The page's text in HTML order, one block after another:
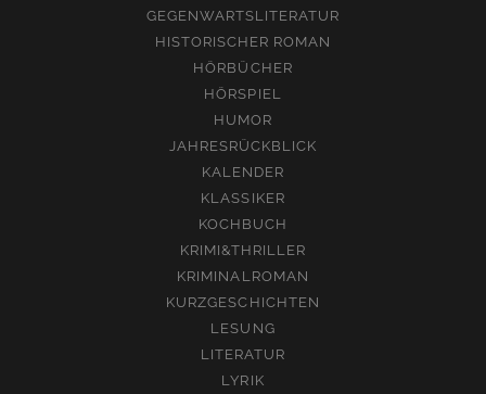
GEGENWARTSLITERATUR
HISTORISCHER ROMAN
HÖRBÜCHER
HÖRSPIEL
HUMOR
JAHRESRÜCKBLICK
KALENDER
KLASSIKER
KOCHBUCH
KRIMI&THRILLER
KRIMINALROMAN
KURZGESCHICHTEN
LESUNG
LITERATUR
LYRIK